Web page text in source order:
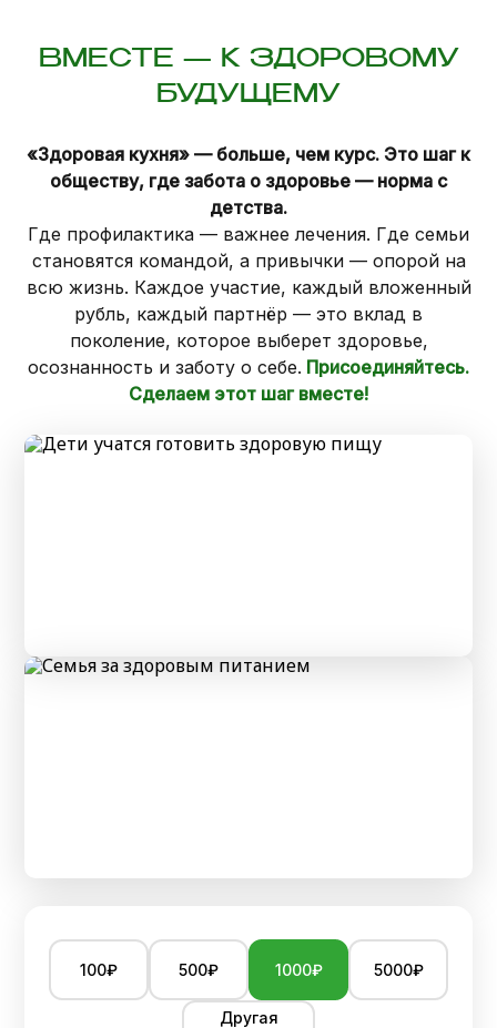
ВМЕСТЕ — К ЗДОРОВОМУ
БУДУЩЕМУ
«Здоровая кухня» — больше, чем курс. Это шаг к
обществу, где забота о здоровье — норма с
детства.
Где профилактика — важнее лечения. Где семьи
становятся командой, а привычки — опорой на
всю жизнь. Каждое участие, каждый вложенный
рубль, каждый партнёр — это вклад в
поколение, которое выберет здоровье,
осознанность и заботу о себе. Присоединяйтесь.
Сделаем этот шаг вместе!
100₽ 500₽ 1000₽ 5000₽
Другая